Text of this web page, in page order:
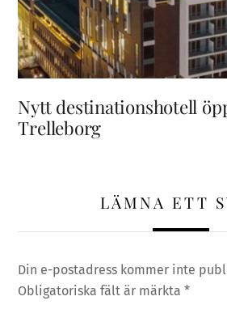
Nytt destinationshotell
Trelleborg
LÄMNA ETT
Din e-postadress kommer inte
Obligatoriska fält är märkta*